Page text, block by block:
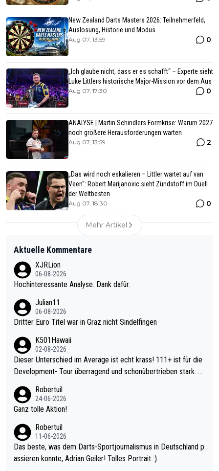
New Zealand Darts Masters 2026: Teilnehmerfeld,
Auslosung, Historie und Modus
Aug 07, 13:59 0
„Ich glaube nicht, dass er es schafft“ – Experte sieht
Luke Littlers historische Major-Mission vor dem Aus
Aug 07, 17:30 0
ANALYSE | Martin Schindlers Formkrise: Warum 2027
noch größere Herausforderungen warten
Aug 07, 13:59 2
„Das wird noch eskalieren – Littler wartet auf van
Veen“: Robert Marijanovic sieht Zündstoff im Duell
der Weltbesten
Aug 07, 18:30 0
Mehr Artikel
Aktuelle Kommentare
XJRLion
06-08-2026
Hochinteressante Analyse. Dank dafür.
Julian11
06-08-2026
Dritter Euro Titel war in Graz nicht Sindelfingen
K501Hawaii
02-08-2026
Dieser Unterschied im Average ist echt krass! 111+ ist für die
Development- Tour überragend und schonübertrieben stark. U
mal 40+ erst recht. Da gewinnst keinen Blumentopf - ist ja noc
h krasser wie ein Pokalspiel eines Kreisligisten vs einem Bund
Robertuil
24-06-2026
Ganz tolle Aktion!
Robertuil
11-06-2026
Das beste, was dem Darts-Sportjournalismus in Deutschland p
assieren konnte, Adrian Geiler! Tolles Portrait :).